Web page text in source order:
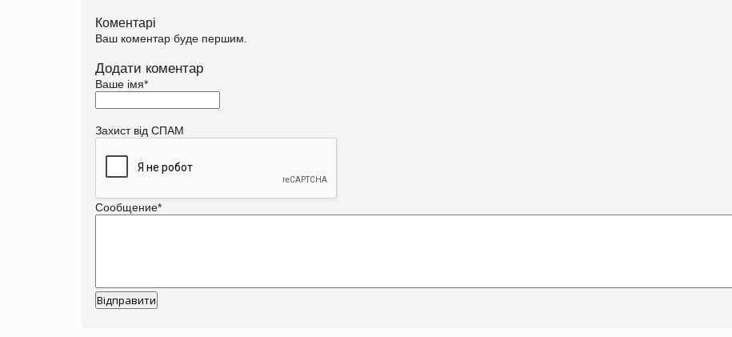
Коментарі
Ваш коментар буде першим.
Додати коментар
Ваше імя*
Захист від СПАМ
Сообщение*